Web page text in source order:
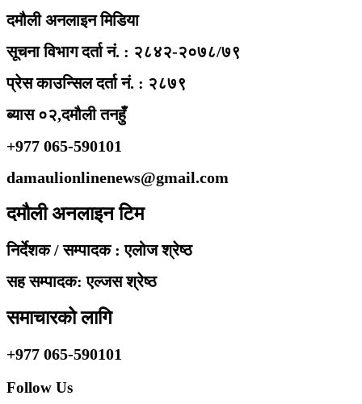
दमौली अनलाइन मिडिया
सूचना विभाग दर्ता नं. : २८४२-२०७८/७९
प्रेस काउन्सिल दर्ता नं. : २८७९
ब्यास ०२,दमौली तनहुँ
+977 065-590101
damaulionlinenews@gmail.com
दमौली अनलाइन टिम
निर्देशक / सम्पादक : एलोज श्रेष्ठ
सह सम्पादक: एल्जस श्रेष्ठ
समाचारको लागि
+977 065-590101
Follow Us